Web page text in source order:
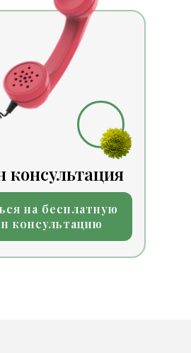
на бесплатную
консультацию
консультация